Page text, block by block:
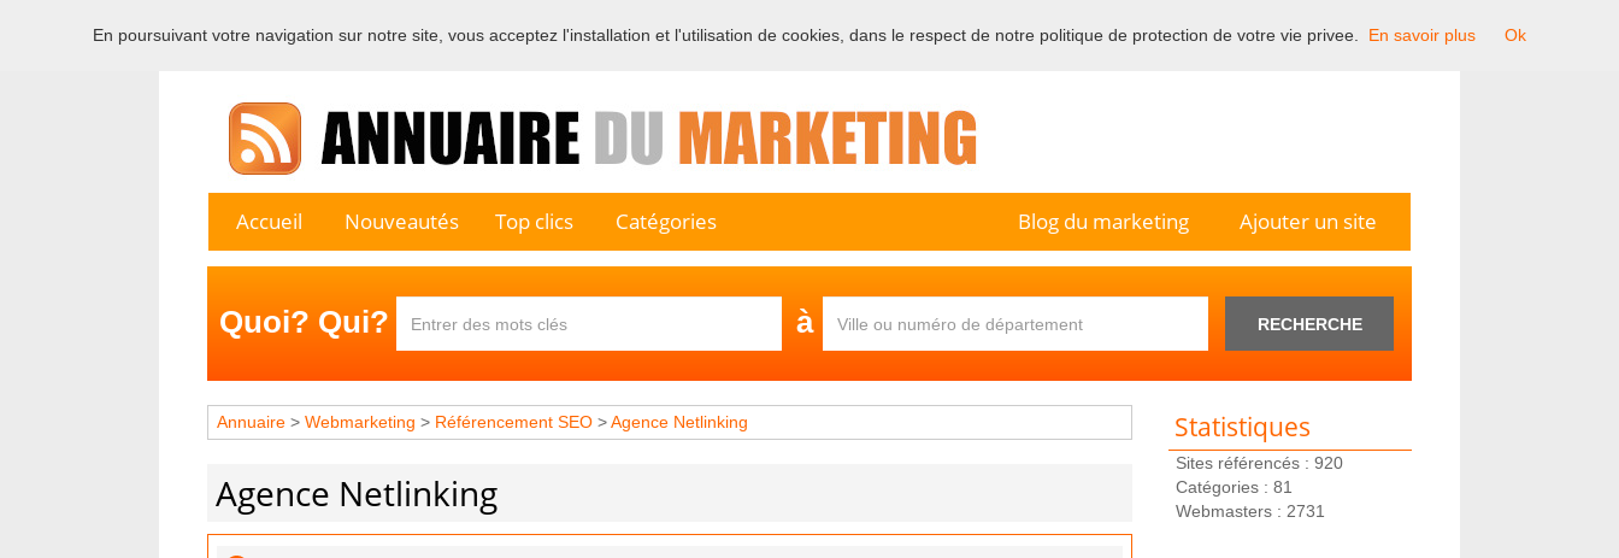
Bienvenue sur l'annuaire professionnel du marketing et de la communication en France.
Accueil Nouveautés Top clics Catégories Ajouter un site
Blog du marketing
Quoi? Qui? à RECHERCHE
Statistiques
Sites référencés : 920
Catégories : 81
Webmasters : 2731
Annuaire > Webmarketing > Référencement SEO >Agence Netlinking
Agence Netlinking
En poursuivant votre navigation sur notre site, vous acceptez l'installation et l'utilisation de cookies, dans le respect de notre politique de protection de votre vie privee. En savoir plus Ok